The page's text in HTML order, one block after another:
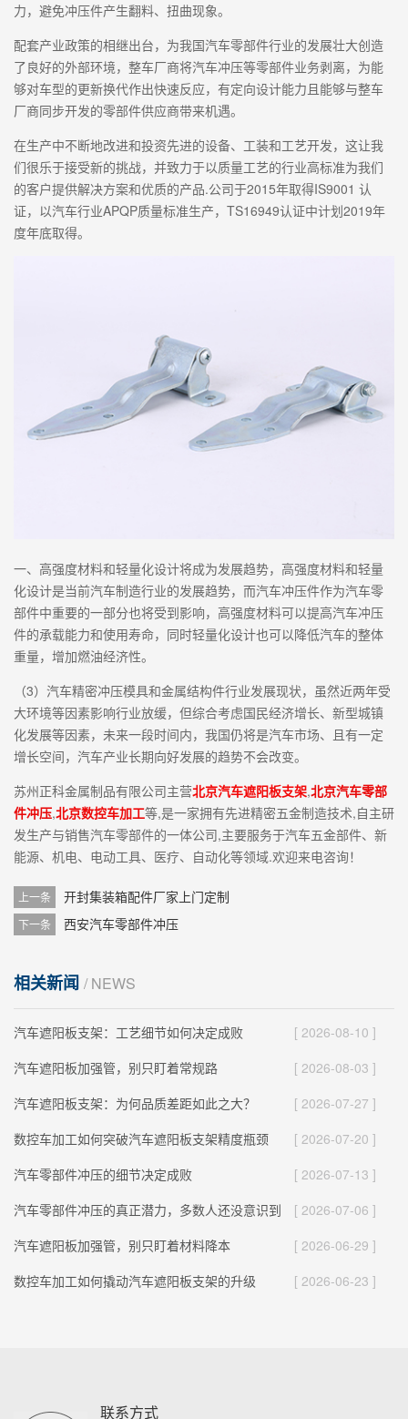
力，避免冲压件产生翻料、扭曲现象。
配套产业政策的相继出台，为我国汽车零部件行业的发展壮大创造
了良好的外部环境，整车厂商将汽车冲压等零部件业务剥离，为能
够对车型的更新换代作出快速反应，有定向设计能力且能够与整车
厂商同步开发的零部件供应商带来机遇。
在生产中不断地改进和投资先进的设备、工装和工艺开发，这让我
们很乐于接受新的挑战，并致力于以质量工艺的行业高标准为我们
的客户提供解决方案和优质的产品.公司于2015年取得IS9001 认
证，以汽车行业APQP质量标准生产，TS16949认证中计划2019年
度年底取得。
一、高强度材料和轻量化设计将成为发展趋势，高强度材料和轻量
化设计是当前汽车制造行业的发展趋势，而汽车冲压件作为汽车零
部件中重要的一部分也将受到影响，高强度材料可以提高汽车冲压
件的承载能力和使用寿命，同时轻量化设计也可以降低汽车的整体
重量，增加燃油经济性。
（3）汽车精密冲压模具和金属结构件行业发展现状，虽然近两年受
大环境等因素影响行业放缓，但综合考虑国民经济增长、新型城镇
化发展等因素，未来一段时间内，我国仍将是汽车市场、且有一定
增长空间，汽车产业长期向好发展的趋势不会改变。
苏州正科金属制品有限公司主营北京汽车遮阳板支架,北京汽车零部
件冲压,北京数控车加工等,是一家拥有先进精密五金制造技术,自主研
发生产与销售汽车零部件的一体公司,主要服务于汽车五金部件、新
能源、机电、电动工具、医疗、自动化等领域.欢迎来电咨询！
上一条 开封集装箱配件厂家上门定制
下一条 西安汽车零部件冲压
相关新闻 / NEWS
汽车遮阳板支架：工艺细节如何决定成败
[ 2026-08-10 ]
汽车遮阳板加强管，别只盯着常规路
[ 2026-08-03 ]
汽车遮阳板支架：为何品质差距如此之大？
[ 2026-07-27 ]
数控车加工如何突破汽车遮阳板支架精度瓶颈
[ 2026-07-20 ]
汽车零部件冲压的细节决定成败
[ 2026-07-13 ]
汽车零部件冲压的真正潜力，多数人还没意识到
[ 2026-07-06 ]
汽车遮阳板加强管，别只盯着材料降本
[ 2026-06-29 ]
数控车加工如何撬动汽车遮阳板支架的升级
[ 2026-06-23 ]
联系方式